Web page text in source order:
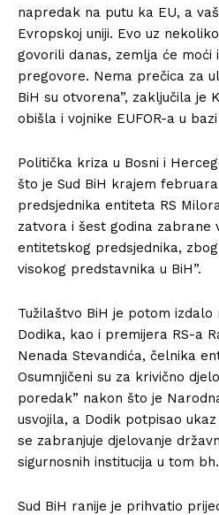
napredak na putu ka EU, a
Evropskoj uniji. Evo uz
govorili danas, zemlja će
pregovore. Nema prečica za
BiH su otvorena”, zaključila je
obišla i vojnike EUFOR-a u
Politička kriza u Bosni i
što je Sud BiH krajem
predsjednika entiteta RS
zatvora i šest godina zabrane
entitetskog predsjednika,
visokog predstavnika u BiH”.
Tužilaštvo BiH je potom izdalo
Dodika, kao i premijera RS-a
Nenada Stevandića, čelnika
Osumnjičeni su za krivično
poredak” nakon što je
usvojila, a Dodik potpisao
se zabranjuje djelovanje
sigurnosnih institucija u tom
Sud BiH ranije je prihvatio